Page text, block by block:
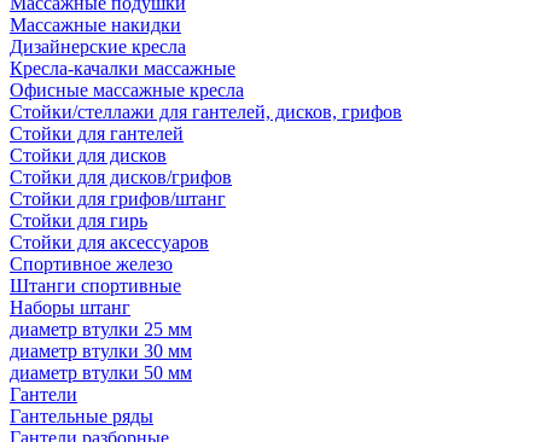
Массажные накидки
Дизайнерские кресла
Кресла-качалки массажные
Офисные массажные кресла
Стойки/стеллажи для гантелей, дисков, грифов
Стойки для гантелей
Стойки для дисков
Стойки для дисков/грифов
Стойки для грифов/штанг
Стойки для гирь
Стойки для аксессуаров
Спортивное железо
Штанги спортивные
Наборы штанг
диаметр втулки 25 мм
диаметр втулки 30 мм
диаметр втулки 50 мм
Гантели
Гантельные ряды
Гантели разборные